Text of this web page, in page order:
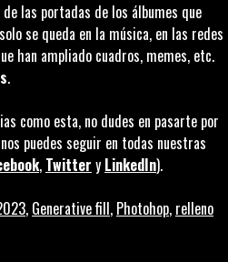
las portadas de los álbumes que
se queda en la música, en las redes
han ampliado cuadros, memes, etc.
.
como esta, no dudes en pasarte por
puedes seguir en todas nuestras
, Twitter y LinkedIn).
, Generative fill, Photohop, relleno